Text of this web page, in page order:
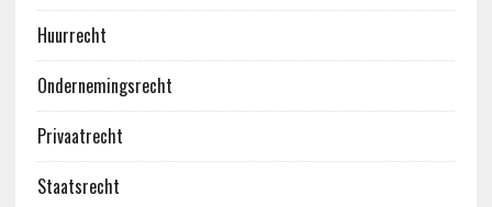
Huurrecht
Ondernemingsrecht
Privaatrecht
Staatsrecht